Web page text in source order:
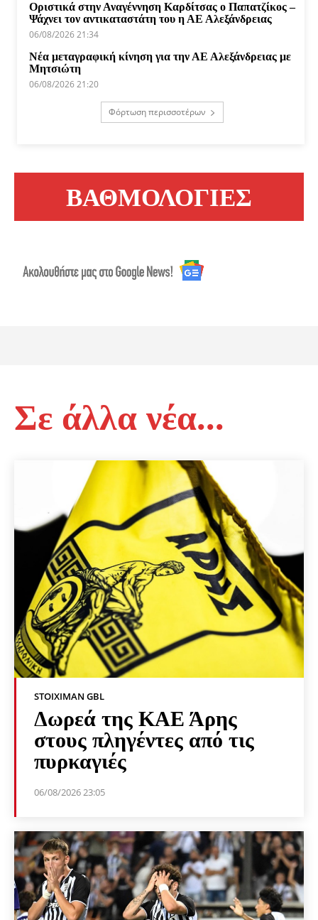
Οριστικά στην Αναγέννηση Καρδίτσας ο Παπατζίκος –
Ψάχνει τον αντικαταστάτη του η ΑΕ Αλεξάνδρειας
06/08/2026 21:34
Νέα μεταγραφική κίνηση για την ΑΕ Αλεξάνδρειας με
Μητσιώτη
06/08/2026 21:20
Φόρτωση περισσοτέρων
ΒΑΘΜΟΛΟΓΙΕΣ
Σε άλλα νέα...
STOIXIMAN GBL
Δωρεά της ΚΑΕ Άρης
στους πληγέντες από τις
πυρκαγιές
06/08/2026 23:05